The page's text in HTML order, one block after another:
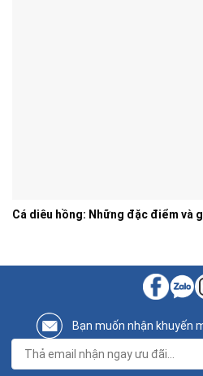
Cá diêu hồng: Những đặc điểm và
Bạn muốn nhận khuyến